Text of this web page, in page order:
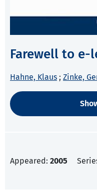
Farewell to e-
Hahne, Klaus ; Zinke,
Appeared: 2005